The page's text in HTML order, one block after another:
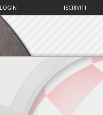
ISCRIVITI
LOGIN